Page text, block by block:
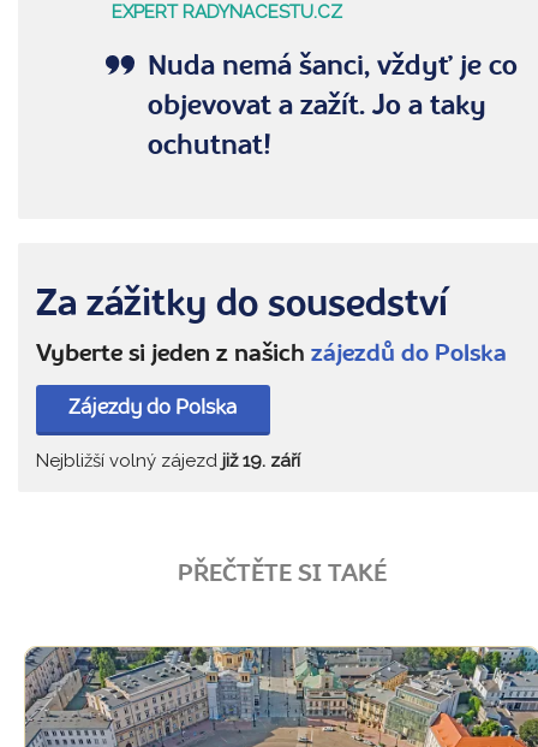
EXPERT RADYNACESTU.CZ
Nuda nemá šanci, vždyť je co
objevovat a zažít. Jo a taky
ochutnat!
Za zážitky do sousedství
Vyberte si jeden z našich zájezdů do Polska
Zájezdy do Polska
Nejbližší volný zájezd již 19. září
PŘEČTĚTE SI TAKÉ